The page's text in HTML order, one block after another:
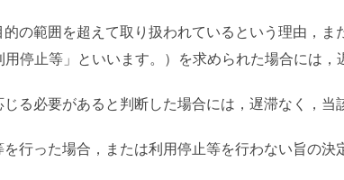
の範囲を超えて取り扱われているという理由，
停止等」といいます。）を求められた場合には，
る必要があると判断した場合には，遅滞なく，当
行った場合，または利用停止等を行わない旨の決